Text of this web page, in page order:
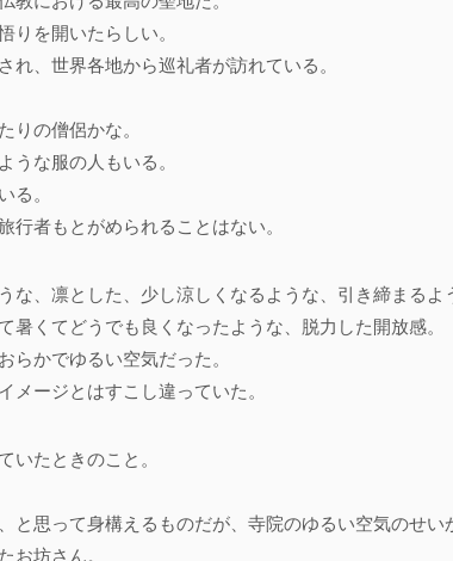
りを開いたらしい。
れ、世界各地から巡礼者が訪れている。
りの僧侶かな。
うな服の人もいる。
る。
行者もとがめられることはない。
な、凛とした、少し涼しくなるような、引き締まるよ
暑くてどうでも良くなったような、脱力した開放感。
らかでゆるい空気だった。
メージとはすこし違っていた。
いたときのこと。
と思って身構えるものだが、寺院のゆるい空気のせい
お坊さん。